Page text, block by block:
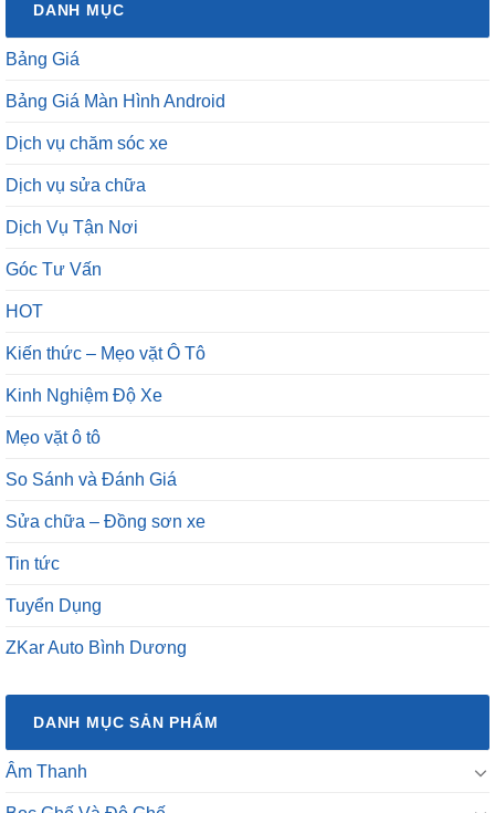
DANH MỤC
Bảng Giá
Bảng Giá Màn Hình Android
Dịch vụ chăm sóc xe
Dịch vụ sửa chữa
Dịch Vụ Tận Nơi
Góc Tư Vấn
HOT
Kiến thức – Mẹo vặt Ô Tô
Kinh Nghiệm Độ Xe
Mẹo vặt ô tô
So Sánh và Đánh Giá
Sửa chữa – Đồng sơn xe
Tin tức
Tuyển Dụng
ZKar Auto Bình Dương
DANH MỤC SẢN PHẨM
Âm Thanh